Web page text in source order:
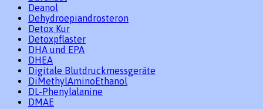
Deanol
Dehydroepiandrosteron
Detox Kur
Detoxpflaster
DHA und EPA
DHEA
Digitale Blutdruckmessgeräte
DiMethylAminoEthanol
DL-Phenylalanine
DMAE